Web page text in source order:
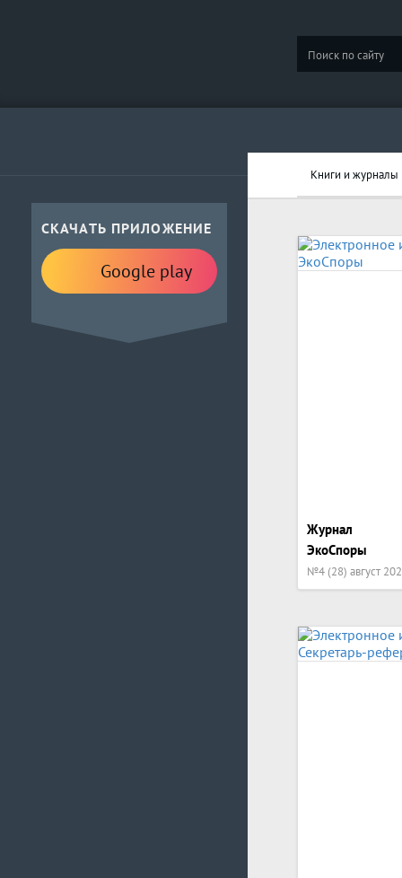
СКАЧАТЬ ПРИЛОЖЕНИЕ
Google play
Книги и журналы
Журнал
ЭкоСпоры
№4 (28) август